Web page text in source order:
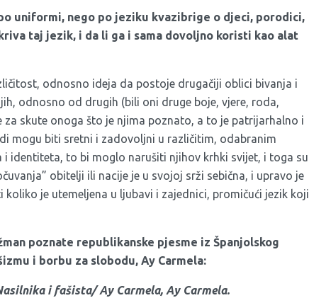
uniformi, nego po jeziku kvazibrige o djeci, porodici,
taj jezik, i da li ga i sama dovoljno koristi kao alat
odnosno ideja da postoje drugačiji oblici bivanja i
odnosno od drugih (bili oni druge boje, vjere, roda,
za skute onoga što je njima poznato, a to je patrijarhalno i
mogu biti sretni i zadovoljni u različitim, odabranim
identiteta, to bi moglo narušiti njihov krhki svijet, i toga su
obitelji ili nacije je u svojoj srži sebična, i upravo je
je utemeljena u ljubavi i zajednici, promičući jezik koji
poznate republikanske pjesme iz Španjolskog
i borbu za slobodu, Ay Carmela:
i fašista/ Ay Carmela, Ay Carmela.